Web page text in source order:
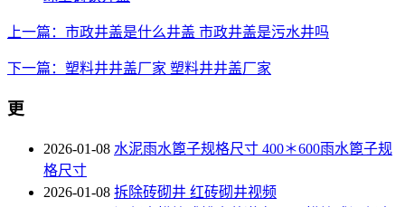
上一篇：市政井盖是什么井盖 市政井盖是污水井吗
下一篇：塑料井井盖厂家 塑料井井盖厂家
更
2026-01-08 水泥雨水篦子规格尺寸 400＊600雨水篦子规
格尺寸
2026-01-08 拆除砖砌井 红砖砌井视频